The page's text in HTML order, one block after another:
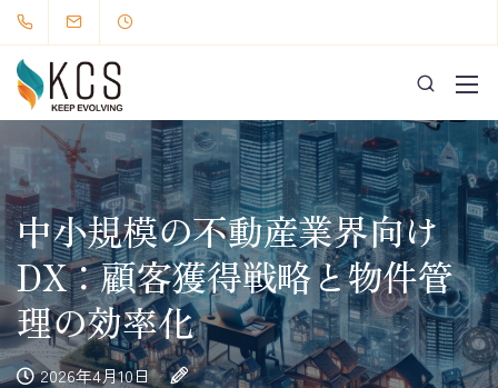
中小規模の不動産業界向け
DX：顧客獲得戦略と物件管
理の効率化
2026年4月10日